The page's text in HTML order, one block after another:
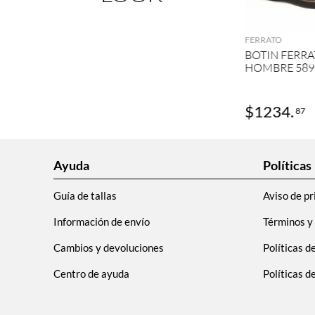
FERRATO
BOTIN
HOMBRE
$1234.87
Ayuda
Guía de tallas
Información de envío
Cambios y devoluciones
Centro de ayuda
Políticas
Aviso de
Términos
Políticas
Políticas